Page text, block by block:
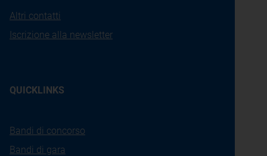
Altri contatti
Iscrizione alla newsletter
QUICKLINKS
Bandi di concorso
Bandi di gara